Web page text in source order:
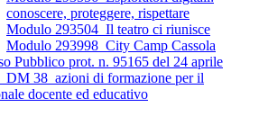
conoscere, proteggere, rispettare
Modulo 293504_Il teatro ci riunisce
Modulo 293998_City Camp Cassola
Pubblico prot. n. 95165 del 24 aprile
38_azioni di formazione per il
docente ed educativo